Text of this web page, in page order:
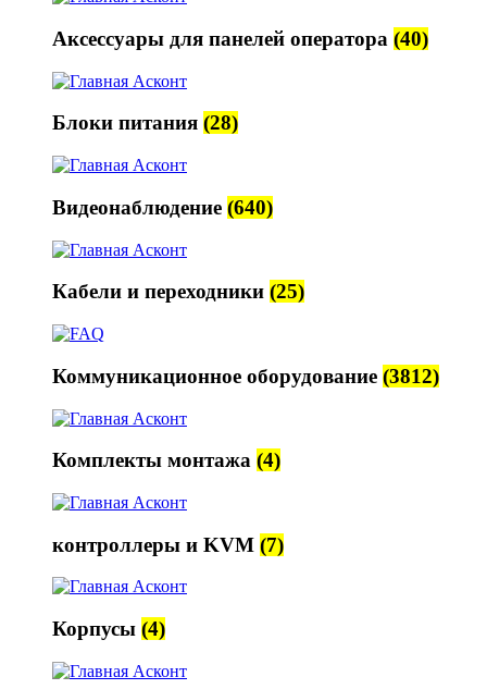
Аксессуары для панелей оператора (40)
Блоки питания (28)
Видеонаблюдение (640)
Кабели и переходники (25)
Коммуникационное оборудование (3812)
Комплекты монтажа (4)
контроллеры и KVM (7)
Корпусы (4)